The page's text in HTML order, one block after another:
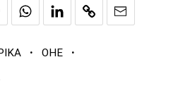
· ΟΗΕ ·